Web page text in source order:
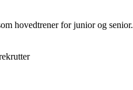
hovedtrener for junior og senior.